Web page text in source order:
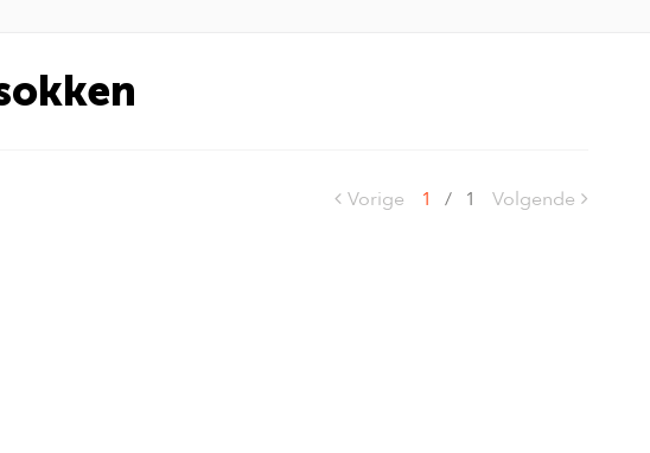
Vorige 1 / 1 Volgende